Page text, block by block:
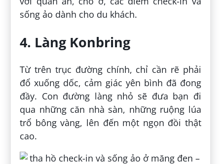
sống ảo dành cho du khách.
4. Làng Konbring
Từ trên trục đường chính, chỉ cần rẽ phải
đổ xuống dốc, cảm giác yên bình đã đong
đầy. Con đường làng nhỏ sẽ đưa bạn đi
qua những căn nhà sàn, những ruộng lúa
trổ bông vàng, lên đến một ngọn đồi thật
cao.